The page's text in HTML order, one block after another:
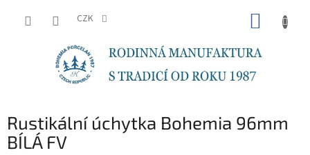
CZK
Rustikální úchytka Bohemia 96mm
BÍLÁ FV